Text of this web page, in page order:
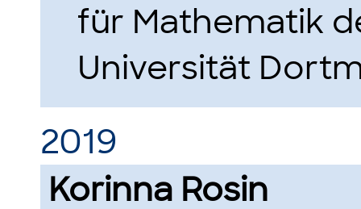
für Mathematik
Universität
2019
Korinna Rosin